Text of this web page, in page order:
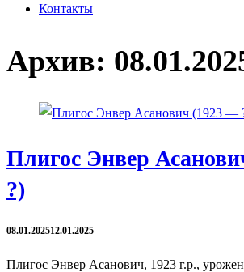
Контакты
Архив:
Плигос Энвер
?)
08.01.202512.01.2025
Плигос Энвер Асанович, 1923 г.р.,